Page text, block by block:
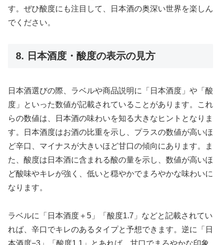
す。ぜひ酸度にも注目して、日本酒の奥深い世界を楽しん
でください。
8. 日本酒度・酸度の表示の見方
日本酒選びの際、ラベルや商品説明に「日本酒度」や「酸
度」といった数値が記載されていることがあります。これ
らの数値は、日本酒の味わいを知る大きなヒントとなりま
す。日本酒度はお酒の比重を示し、プラスの数値が高いほ
ど辛口、マイナスが大きいほど甘口の傾向にあります。ま
た、酸度は日本酒に含まれる酸の量を示し、数値が高いほ
ど酸味やキレが強く、低いと穏やかでまろやかな味わいに
なります。
ラベルに「日本酒度＋5」「酸度1.7」などと記載されてい
れば、辛口でキレのあるタイプと予想できます。逆に「日
本酒度−3」「酸度1.1」とあれば、甘口でまろやかな印象